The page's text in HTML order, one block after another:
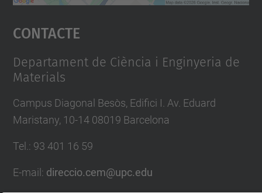
Accepta
powered by
Contacte
Departament de Ciència i Enginyeria de
Materials
Campus Diagonal Besòs, Edifici I. Av. Eduard
Maristany, 10-14 08019 Barcelona
Tel. : 93 401 16 59
E-mail : direccio.cem@upc.edu